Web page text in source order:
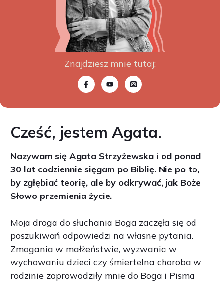
Znajdziesz mnie tutaj:
Cześć, jestem Agata.
Nazywam się Agata Strzyżewska i od ponad
30 lat codziennie sięgam po Biblię. Nie po to,
by zgłębiać teorię, ale by odkrywać, jak Boże
Słowo przemienia życie.
Moja droga do słuchania Boga zaczęła się od
poszukiwań odpowiedzi na własne pytania.
Zmagania w małżeństwie, wyzwania w
wychowaniu dzieci czy śmiertelna choroba w
rodzinie zaprowadziły mnie do Boga i Pisma